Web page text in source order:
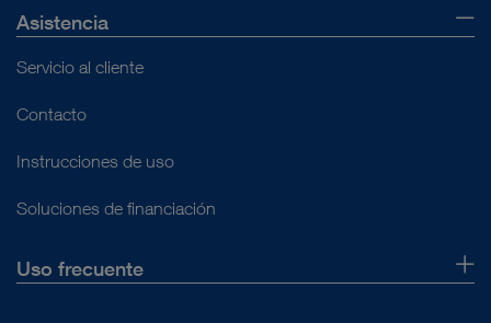
Asistencia
Servicio al cliente
Contacto
Instrucciones de uso
Soluciones de financiación
Uso frecuente